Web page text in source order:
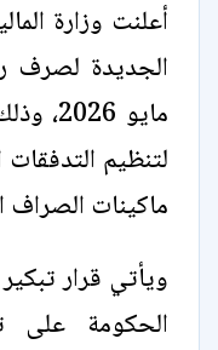
أعلنت وزارة
الجديدة لصرف
مايو
لتنظيم
ماكينات الصراف
ويأتي قرار
الحكومة على